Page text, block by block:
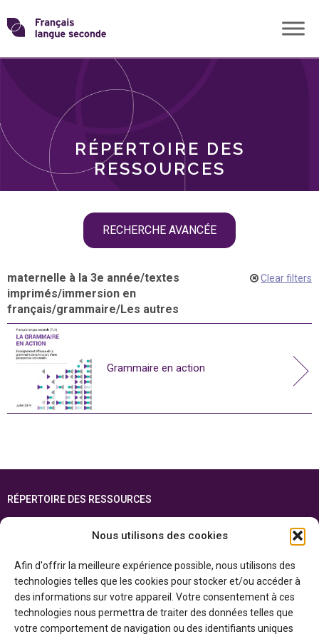
Nous utilisons des cookies
Afin d'offrir la meilleure expérience possible, nous utilisons des
technologies telles que les cookies pour stocker et/ou accéder à
des informations sur votre appareil. Votre consentement à ces
technologies nous permettra de traiter des données telles que
votre comportement de navigation ou des identifiants uniques
Skip
toTransformons
langue
RÉPERTOIRE DES
RESSOURCES
RECHERCHE AVANCÉE
THÈMES
maternelle à la 3e année/textes
imprimés/immersion en
français/grammaire/Les autres
Clear filters
Grammaire en action
RÉPERTOIRE DES RESSOURCES
ENGLISH
Cette ressource est réalisée grâce au soutien financier du gouvernement de
l’Ontario et du gouvernement duCanada par l’entremise du ministère du
Patrimoine canadien